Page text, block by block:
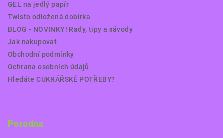
GEL na jedlý papír
Twisto odložená dobírka
BLOG - NOVINKY! Rady, tipy a návody
Jak nakupovat
Obchodní podmínky
Ochrana osobních údajů
Hledáte CUKRÁŘSKÉ POTŘEBY?
Poradna